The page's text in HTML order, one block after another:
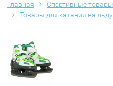
Главная Спортивные товары
Товары для катания на льду